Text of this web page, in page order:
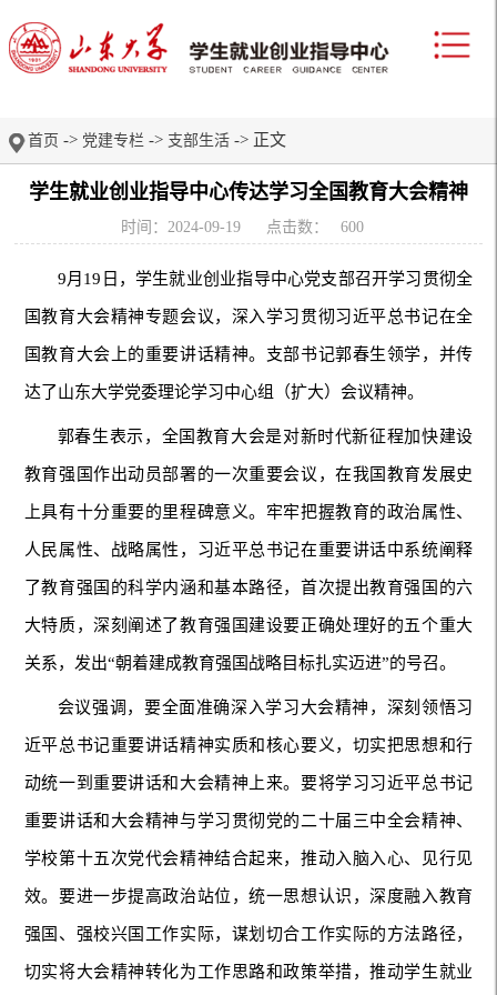
首页 -> 党建专栏 -> 支部生活 -> 正文
学生就业创业指导中心传达学习全国教育大会精神
时间：2024-09-19 点击数： 600
9月19日，学生就业创业指导中心党支部召开学习贯彻全
国教育大会精神专题会议，深入学习贯彻习近平总书记在全
国教育大会上的重要讲话精神。支部书记郭春生领学，并传
达了山东大学党委理论学习中心组（扩大）会议精神。
郭春生表示，全国教育大会是对新时代新征程加快建设
教育强国作出动员部署的一次重要会议，在我国教育发展史
上具有十分重要的里程碑意义。牢牢把握教育的政治属性、
人民属性、战略属性，习近平总书记在重要讲话中系统阐释
了教育强国的科学内涵和基本路径，首次提出教育强国的六
大特质，深刻阐述了教育强国建设要正确处理好的五个重大
关系，发出“朝着建成教育强国战略目标扎实迈进”的号召。
会议强调，要全面准确深入学习大会精神，深刻领悟习
近平总书记重要讲话精神实质和核心要义，切实把思想和行
动统一到重要讲话和大会精神上来。要将学习习近平总书记
重要讲话和大会精神与学习贯彻党的二十届三中全会精神、
学校第十五次党代会精神结合起来，推动入脑入心、见行见
效。要进一步提高政治站位，统一思想认识，深度融入教育
强国、强校兴国工作实际，谋划切合工作实际的方法路径，
切实将大会精神转化为工作思路和政策举措，推动学生就业